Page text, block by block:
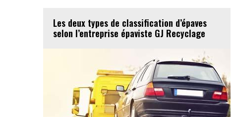
Les deux types de classification d’épaves
selon l’entreprise épaviste GJ Recyclage